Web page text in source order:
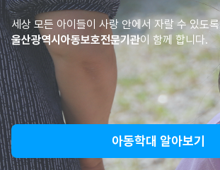
세상 모든 아이들이 사랑 안에서 자랄 수 있도록
울산광역시아동보호전문기관이 함께 합니다.
아동학대 알아보기